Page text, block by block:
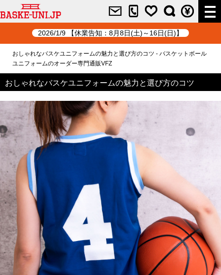
2026/1/9 【休業告知：8月8日(土)～16日(日)】
おしゃれなバスケユニフォームの魅力と選び方のコツ - バスケットボール
ユニフォームのオーダー専門通販VFZ
おしゃれなバスケユニフォームの魅力と選び方のコツ